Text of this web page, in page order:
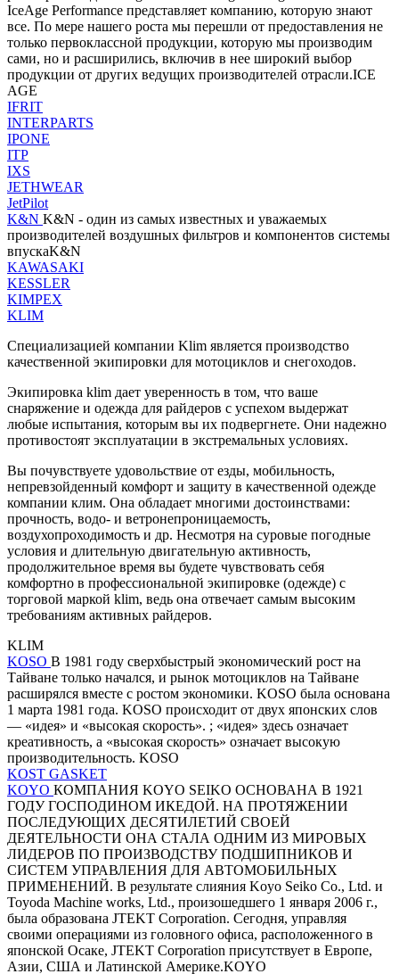
IceAge Performance представляет компанию, которую знают
все. По мере нашего роста мы перешли от предоставления не
только первоклассной продукции, которую мы производим
сами, но и расширились, включив в нее широкий выбор
продукции от других ведущих производителей отрасли.ICE
AGE
IFRIT
INTERPARTS
IPONE
ITP
IXS
JETHWEAR
JetPilot
K&N K&N - один из самых известных и уважаемых
производителей воздушных фильтров и компонентов системы
впускаK&N
KAWASAKI
KESSLER
KIMPEX
KLIM
Специализацией компании Klim является производство
качественной экипировки для мотоциклов и снегоходов.
Экипировка klim дает уверенность в том, что ваше
снаряжение и одежда для райдеров с успехом выдержат
любые испытания, которым вы их подвергнете. Они надежно
противостоят эксплуатации в экстремальных условиях.
Вы почувствуете удовольствие от езды, мобильность,
непревзойденный комфорт и защиту в качественной одежде
компании клим. Она обладает многими достоинствами:
прочность, водо- и ветронепроницаемость,
воздухопроходимость и др. Несмотря на суровые погодные
условия и длительную двигательную активность,
продолжительное время вы будете чувствовать себя
комфортно в профессиональной экипировке (одежде) с
торговой маркой klim, ведь она отвечает самым высоким
требованиям активных райдеров.
KLIM
KOSO В 1981 году сверхбыстрый экономический рост на
Тайване только начался, и рынок мотоциклов на Тайване
расширялся вместе с ростом экономики. KOSO была основана
1 марта 1981 года. KOSO происходит от двух японских слов
— «идея» и «высокая скорость». ; «идея» здесь означает
креативность, а «высокая скорость» означает высокую
производительность. KOSO
KOST GASKET
KOYO КОМПАНИЯ KOYO SEIKO ОСНОВАНА В 1921
ГОДУ ГОСПОДИНОМ ИКЕДОЙ. НА ПРОТЯЖЕНИИ
ПОСЛЕДУЮЩИХ ДЕСЯТИЛЕТИЙ СВОЕЙ
ДЕЯТЕЛЬНОСТИ ОНА СТАЛА ОДНИМ ИЗ МИРОВЫХ
ЛИДЕРОВ ПО ПРОИЗВОДСТВУ ПОДШИПНИКОВ И
СИСТЕМ УПРАВЛЕНИЯ ДЛЯ АВТОМОБИЛЬНЫХ
ПРИМЕНЕНИЙ. В результате слияния Koyo Seiko Co., Ltd. и
Toyoda Machine works, Ltd., произошедшего 1 января 2006 г.,
была образована JTEKT Corporation. Сегодня, управляя
своими операциями из головного офиса, расположенного в
японской Осаке, JTEKT Corporation присутствует в Европе,
Азии, США и Латинской Америке.KOYO